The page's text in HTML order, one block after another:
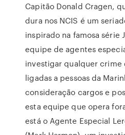
Capitão Donald Cragen,
dura nos NCIS é um
inspirado na famosa série
equipe de agentes
investigar qualquer crime
ligadas a pessoas da
consideração cargos e
esta equipe que opera
está o Agente Especial